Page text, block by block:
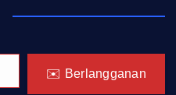
✉️ Berlangganan